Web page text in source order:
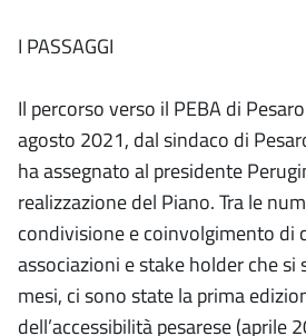
I PASSAGGI
Il percorso verso il PEBA di
agosto 2021, dal sindaco di
ha assegnato al presidente
realizzazione del Piano. Tra le
condivisione e coinvolgimento di
associazioni e stake holder che si
mesi, ci sono state la prima
dell’accessibilità pesarese (aprile